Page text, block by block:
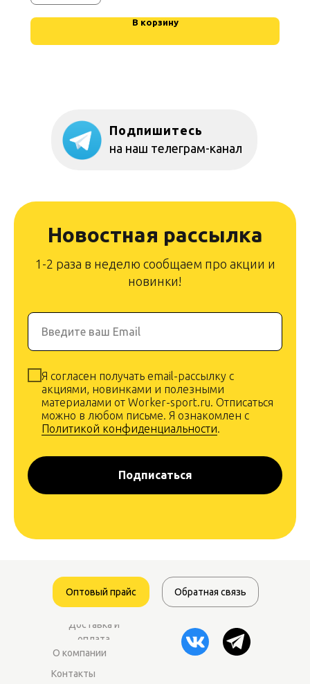
В корзину
Подпишитесь
на наш телеграм-канал
Новостная рассылка
1-2 раза в неделю сообщаем про акции и
новинки!
Введите ваш Email
Я согласен получать email-рассылку с
акциями, новинками и полезными
материалами от Worker-sport.ru. Отписаться
можно в любом письме. Я ознакомлен с
Политикой конфиденциальности.
Подписаться
Контакты
О компании
Доставка и
оплата
Оптовый прайс Обратная связь